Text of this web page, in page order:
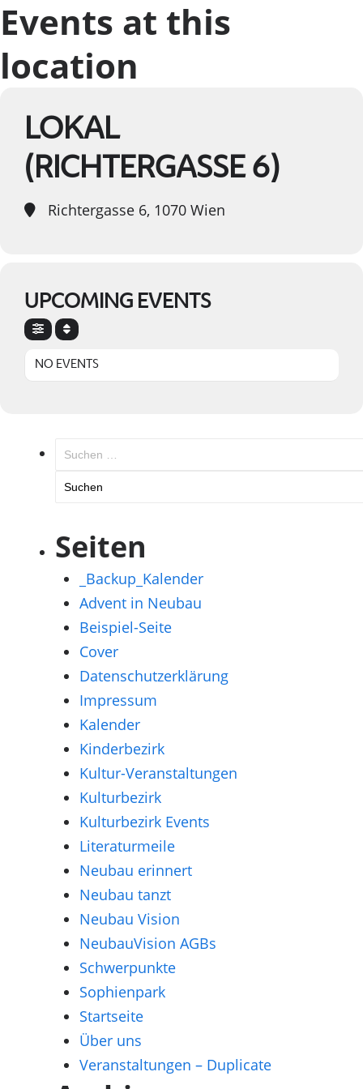
Events at this
location
LOKAL
(RICHTERGASSE 6)
Richtergasse 6, 1070 Wien
UPCOMING EVENTS
NO EVENTS
Suchen
Seiten
_Backup_Kalender
Advent in Neubau
Beispiel-Seite
Cover
Datenschutzerklärung
Impressum
Kalender
Kinderbezirk
Kultur-Veranstaltungen
Kulturbezirk
Kulturbezirk Events
Literaturmeile
Neubau erinnert
Neubau tanzt
Neubau Vision
NeubauVision AGBs
Schwerpunkte
Sophienpark
Startseite
Über uns
Veranstaltungen – Duplicate